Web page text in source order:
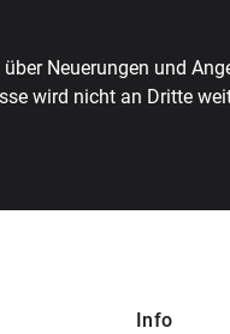
Neuerungen und
wird nicht an Dritte
Info